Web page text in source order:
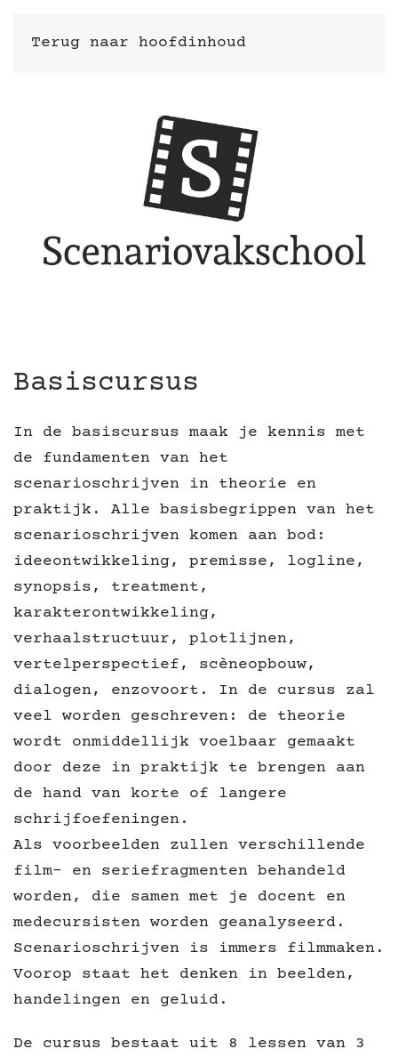
Terug naar hoofdinhoud
Basiscursus
In de basiscursus maak je kennis met
de fundamenten van het
scenarioschrijven in theorie en
praktijk. Alle basisbegrippen van het
scenarioschrijven komen aan bod:
ideeontwikkeling, premisse, logline,
synopsis, treatment,
karakterontwikkeling,
verhaalstructuur, plotlijnen,
vertelperspectief, scèneopbouw,
dialogen, enzovoort. In de cursus zal
veel worden geschreven: de theorie
wordt onmiddellijk voelbaar gemaakt
door deze in praktijk te brengen aan
de hand van korte of langere
schrijfoefeningen.
Als voorbeelden zullen verschillende
film- en seriefragmenten behandeld
worden, die samen met je docent en
medecursisten worden geanalyseerd.
Scenarioschrijven is immers filmmaken.
Voorop staat het denken in beelden,
handelingen en geluid.
De cursus bestaat uit 8 lessen van 3